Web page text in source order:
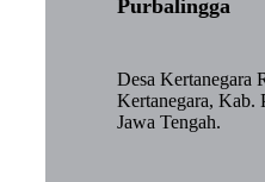
Purbalingga
Desa Kertanegara
Kertanegara, Kab.
Jawa Tengah.